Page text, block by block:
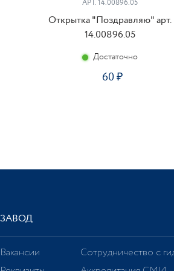
АРТ. 14.00896.05
Открытка "Поздравляю" арт.
14.00896.05
Достаточно
60
ЗАВОД
Вакансии
Сотрудничество с